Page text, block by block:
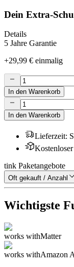
Dein Extra-
Details
5 Jahre Garantie
+29,99 € einmalig
In den Warenkorb
In den Warenkorb
Lieferzeit:
tink Paketangebote
Oft gekauft / Anzahl
Wichtigste
works withMatter
works withAmazon